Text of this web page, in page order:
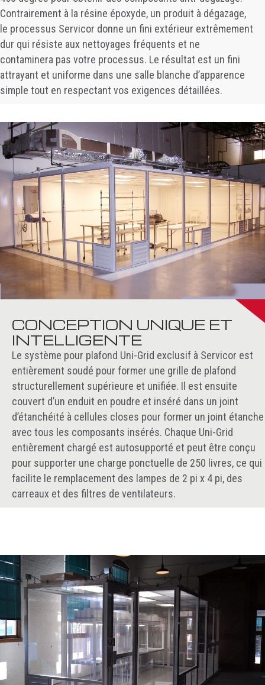
Contrairement à la résine époxyde, un produit à dégazage,
le processus Servicor donne un fini extérieur extrêmement
dur qui résiste aux nettoyages fréquents et ne
contaminera pas votre processus. Le résultat est un fini
attrayant et uniforme dans une salle blanche d’apparence
simple tout en respectant vos exigences détaillées.
CONCEPTION UNIQUE ET
INTELLIGENTE
Le système pour plafond Uni-Grid exclusif à Servicor est
entièrement soudé pour former une grille de plafond
structurellement supérieure et unifiée. Il est ensuite
couvert d’un enduit en poudre et inséré dans un joint
d’étanchéité à cellules closes pour former un joint étanche
avec tous les composants insérés. Chaque Uni-Grid
entièrement chargé est autosupporté et peut être conçu
pour supporter une charge ponctuelle de 250 livres, ce qui
facilite le remplacement des lampes de 2 pi x 4 pi, des
carreaux et des filtres de ventilateurs.